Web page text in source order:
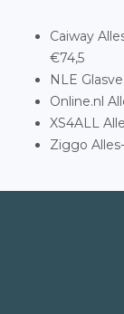
Caiway
€74,5
NLE
Online.nl
XS4ALL
Ziggo